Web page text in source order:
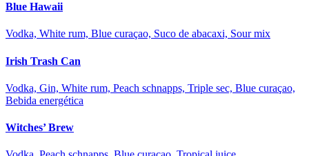
Blue Hawaii
Vodka, White rum, Blue curaçao, Suco de abacaxi, Sour mix
Irish Trash Can
Vodka, Gin, White rum, Peach schnapps, Triple sec, Blue curaçao,
Bebida energética
Witches’ Brew